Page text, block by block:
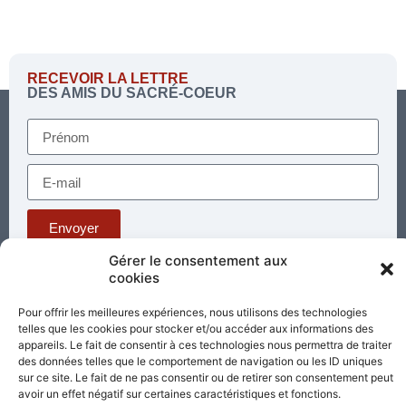
Gérer le consentement aux
cookies
Pour offrir les meilleures expériences, nous utilisons des technologies
telles que les cookies pour stocker et/ou accéder aux informations des
appareils. Le fait de consentir à ces technologies nous permettra de traiter
des données telles que le comportement de navigation ou les ID uniques
sur ce site. Le fait de ne pas consentir ou de retirer son consentement peut
avoir un effet négatif sur certaines caractéristiques et fonctions.
RECEVOIR LA LETTRE
DES AMIS DU SACRÉ-COEUR
Envoyer
E-mail :
standard@sacrecoeur-paray.org
Paray TV
Agenda Nous contacter
Nos
Mentions
légales